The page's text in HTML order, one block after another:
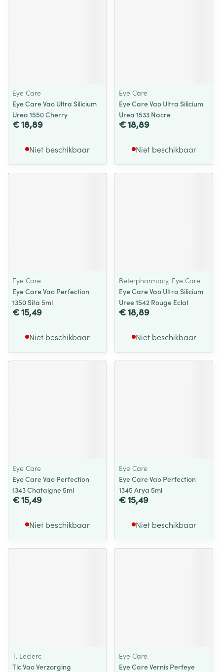
Eye Care
Eye Care Vao Ultra Silicium
Urea 1550 Cherry
€ 18,89
Niet beschikbaar
Eye Care
Eye Care Vao Ultra Silicium
Urea 1533 Nacre
€ 18,89
Niet beschikbaar
Eye Care
Eye Care Vao Perfection
1350 Sita 5ml
€ 15,49
Niet beschikbaar
Beterpharmacy, Eye Care
Eye Care Vao Ultra Silicium
Uree 1542 Rouge Eclat
€ 18,89
Niet beschikbaar
Eye Care
Eye Care Vao Perfection
1343 Chataigne 5ml
€ 15,49
Niet beschikbaar
Eye Care
Eye Care Vao Perfection
1345 Arya 5ml
€ 15,49
Niet beschikbaar
T. Leclerc
Tlc Vao Verzorging
Eye Care
Eye Care Vernis Perfeye